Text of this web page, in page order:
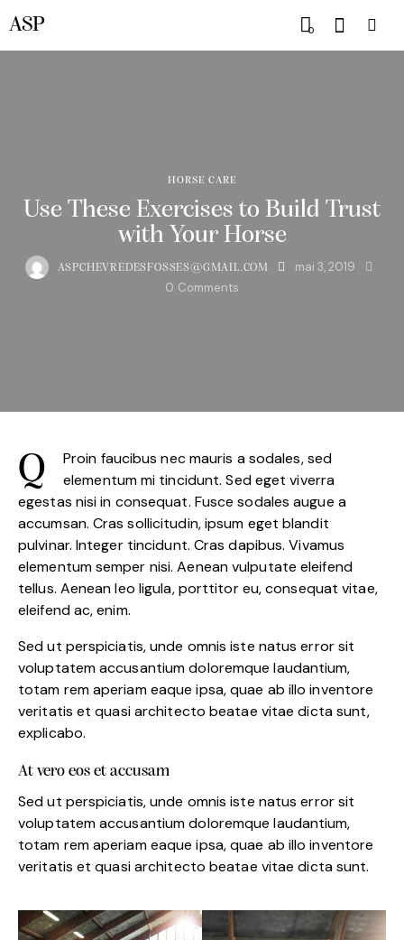
ASP 0
HORSE CARE
Use These Exercises to Build Trust
with Your Horse
ASPCHEVREDESFOSSES@GMAIL.COM
mai 3, 2019
0 Comments
Q
Proin faucibus nec mauris a sodales, sed
elementum mi tincidunt. Sed eget viverra
egestas nisi in consequat. Fusce sodales augue a
accumsan. Cras sollicitudin, ipsum eget blandit
pulvinar. Integer tincidunt. Cras dapibus. Vivamus
elementum semper nisi. Aenean vulputate eleifend
tellus. Aenean leo ligula, porttitor eu, consequat vitae,
eleifend ac, enim.
Sed ut perspiciatis, unde omnis iste natus error sit
voluptatem accusantium doloremque laudantium,
totam rem aperiam eaque ipsa, quae ab illo inventore
veritatis et quasi architecto beatae vitae dicta sunt,
explicabo.
At vero eos et accusam
Sed ut perspiciatis, unde omnis iste natus error sit
voluptatem accusantium doloremque laudantium,
totam rem aperiam eaque ipsa, quae ab illo inventore
veritatis et quasi architecto beatae vitae dicta sunt.